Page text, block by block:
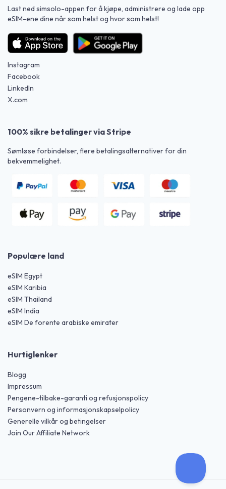
Last ned simsolo-appen for å kjøpe, administrere og lade opp
eSIM-ene dine når som helst og hvor som helst!
Instagram
Facebook
LinkedIn
X.com
100% sikre betalinger via Stripe
Sømløse forbindelser, flere betalingsalternativer for din
bekvemmelighet.
Populære land
eSIM Egypt
eSIM Karibia
eSIM Thailand
eSIM India
eSIM De forente arabiske emirater
Hurtiglenker
Blogg
Impressum
Pengene-tilbake-garanti og refusjonspolicy
Personvern og informasjonskapselpolicy
Generelle vilkår og betingelser
Join Our Affiliate Network